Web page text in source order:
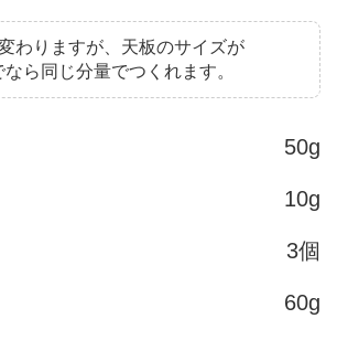
わりますが、天板のサイズが
ら同じ分量でつくれます。
50g
10g
3個
60g